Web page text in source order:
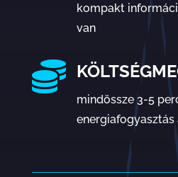
kompakt
van

mindössze 3-5
energiafogyasztás